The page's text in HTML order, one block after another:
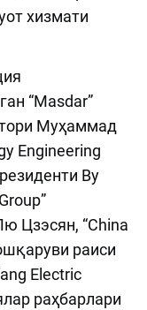
хизмати
“Masdar”
Муҳаммад
Engineering
Ву
Цзэсян, “China
раиси
Electric
раҳбарлари